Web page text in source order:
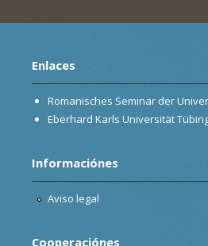
Enlaces
Romanisches Seminar der
Eberhard Karls Universität
Informaciónes
Aviso legal
Cooperaciónes